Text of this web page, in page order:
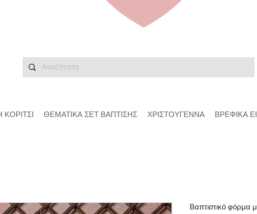
Βαπτιστικό φόρμα
ΚΟΡΙΤΣΙ ΘΕΜΑΤΙΚΑ ΣΕΤ ΒΑΠΤΙΣΗΣ ΧΡΙΣΤΟΥΓΕΝΝΑ ΒΡΕΦΙΚΑ